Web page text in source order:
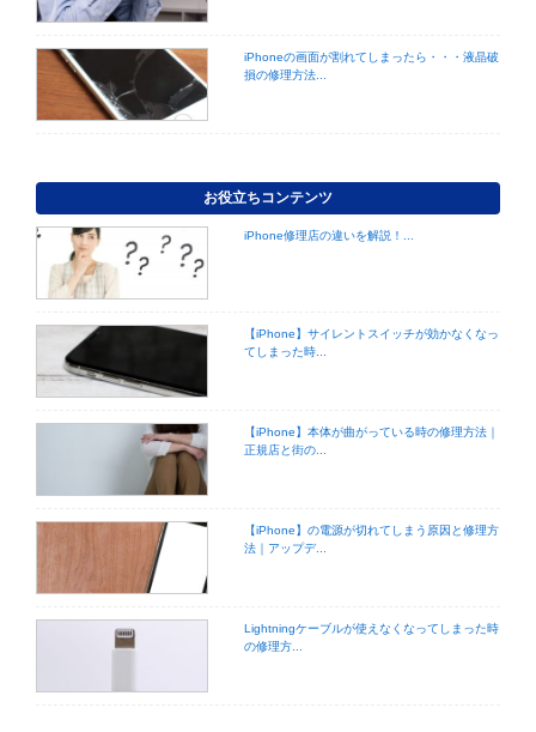
iPhoneの画面が割れてしまったら・・・液晶破
損の修理方法...
お役立ちコンテンツ
iPhone修理店の違いを解説！...
【iPhone】サイレントスイッチが効かなくなっ
てしまった時...
【iPhone】本体が曲がっている時の修理方法｜
正規店と街の...
【iPhone】の電源が切れてしまう原因と修理方
法｜アップデ...
Lightningケーブルが使えなくなってしまった時
の修理方...